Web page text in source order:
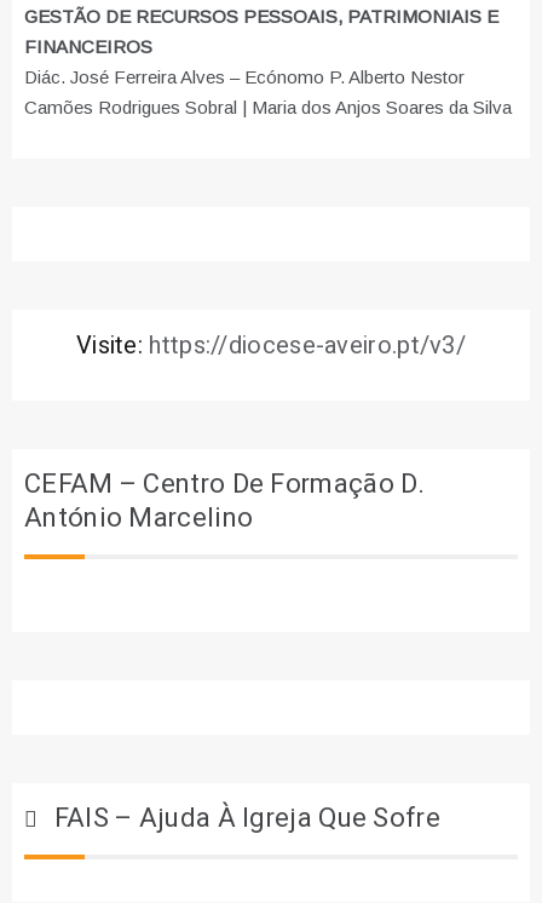
GESTÃO DE RECURSOS PESSOAIS, PATRIMONIAIS E
FINANCEIROS
Diác. José Ferreira Alves – Ecónomo P. Alberto Nestor
Camões Rodrigues Sobral | Maria dos Anjos Soares da Silva
Visite: https://diocese-aveiro.pt/v3/
CEFAM – Centro De Formação D.
António Marcelino
FAIS – Ajuda À Igreja Que Sofre